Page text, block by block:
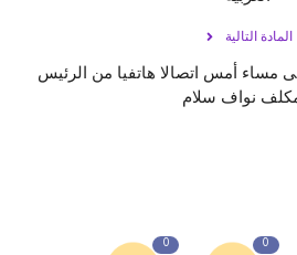
المادة التالية
مساء أمس اتصالا هاتفيا من الرئيس
نواف سلام
0
0